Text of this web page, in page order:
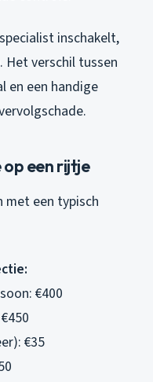
inschakelt,
verschil tussen
en een handige
een rijtje
met een typisch
€400
€35